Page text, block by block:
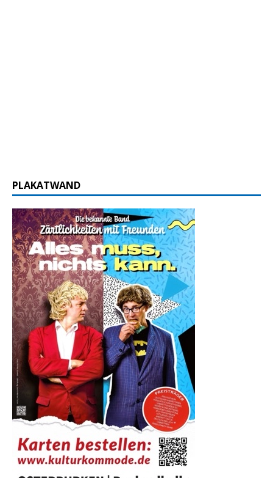
PLAKATWAND